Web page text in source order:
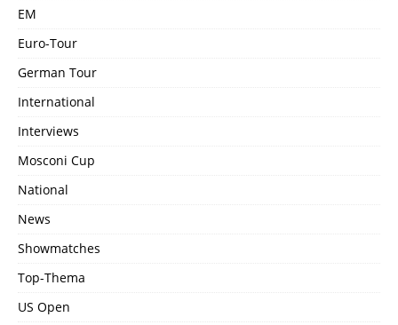
EM
Euro-Tour
German Tour
International
Interviews
Mosconi Cup
National
News
Showmatches
Top-Thema
US Open